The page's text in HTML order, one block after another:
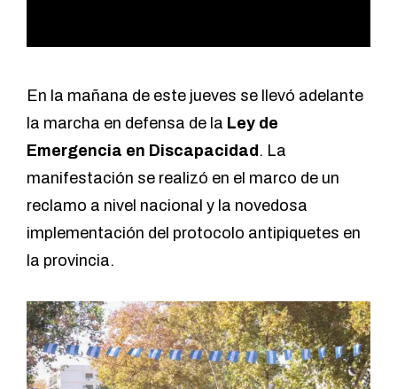
En la mañana de este jueves se llevó adelante
la marcha en defensa de la Ley de
Emergencia en Discapacidad . La
manifestación se realizó en el marco de un
reclamo a nivel nacional y la novedosa
implementación del protocolo antipiquetes en
la provincia.